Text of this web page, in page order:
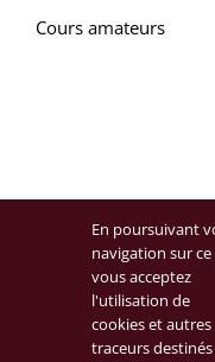
Cours amateurs
Formation de l'acteur,
théâtre à Paris : ©
10.000
En poursuivant
navigation sur ce
vous acceptez
l'utilisation de
cookies et autres
traceurs destinés